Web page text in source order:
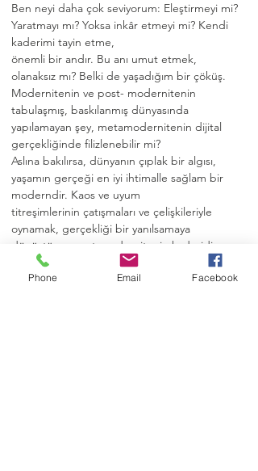
Ben neyi daha çok seviyorum: Eleştirmeyi mi?
Yaratmayı mı? Yoksa inkâr etmeyi mi? Kendi
kaderimi tayin etme,
önemli bir andır. Bu anı umut etmek,
olanaksız mı? Belki de yaşadığım bir çöküş.
Modernitenin ve post- modernitenin
tabulaşmış, baskılanmış dünyasında
yapılamayan şey, metamodernitenin dijital
gerçekliğinde filizlenebilir mi?
Aslına bakılırsa, dünyanın çıplak bir algısı,
yaşamın gerçeği en iyi ihtimalle sağlam bir
moderndir. Kaos ve uyum
titreşimlerinin çatışmaları ve çelişkileriyle
oynamak, gerçekliği bir yanılsamaya
dönüştüren post-modernitenin kaderidir.
Devamını oku...
Phone Email Facebook